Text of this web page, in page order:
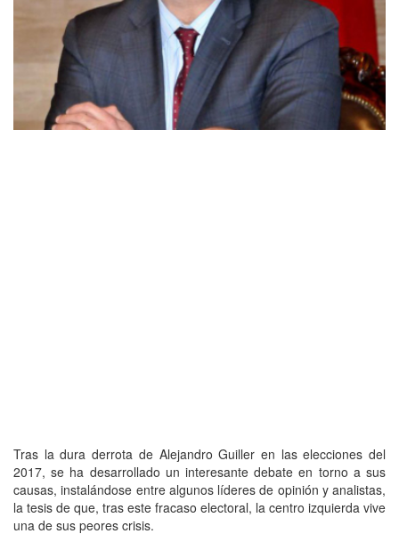
Tras la dura derrota de Alejandro Guiller en las elecciones del
2017, se ha desarrollado un interesante debate en torno a sus
causas, instalándose entre algunos líderes de opinión y analistas,
la tesis de que, tras este fracaso electoral, la centro izquierda vive
una de sus peores crisis.